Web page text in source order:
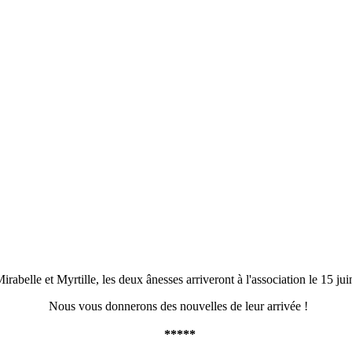
et Myrtille, les deux ânesses arriveront à l'association le 15
Nous vous donnerons des nouvelles de leur arrivée !
*****